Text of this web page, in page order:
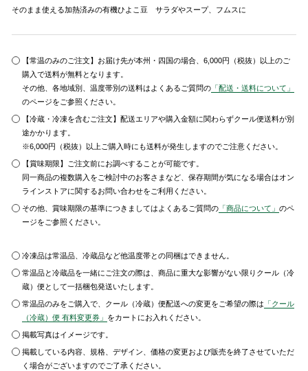
そのまま使える加熱済みの有機ひよこ豆 サラダやスープ、フムスに
【常温のみのご注文】お届け先が本州・四国の場合、6,000円（税抜）以上のご
購入で送料が無料となります。
その他、各地域別、温度帯別の送料はよくあるご質問の 「配送・送料について」
のページをご参照ください。
【冷蔵・冷凍を含むご注文】配送エリアや購入金額に関わらずクール便送料が別
途かかります。
※6,000円（税抜）以上ご購入時にも送料が発生しますのでご注意ください。
【賞味期限】ご注文前にお調べすることが可能です。
同一商品の複数購入をご検討中のお客さまなど、保存期間が気になる場合はオン
ラインストアに関するお問い合わせをご利用ください。
その他、賞味期限の基準につきましてはよくあるご質問の 「商品について」のペ
ージをご参照ください。
冷凍品は常温品、冷蔵品など他温度帯との同梱はできません。
常温品と冷蔵品を一緒にご注文の際は、商品に重大な影響がない限りクール（冷
蔵）便として一括梱包発送いたします。
常温品のみをご購入で、クール（冷蔵）便配送への変更をご希望の際は 「クール
（冷蔵）便 有料変更券」 をカートにお入れください。
掲載写真はイメージです。
掲載している内容、規格、デザイン、価格の変更および販売を終了させていただ
く場合がございますのでご了承ください。